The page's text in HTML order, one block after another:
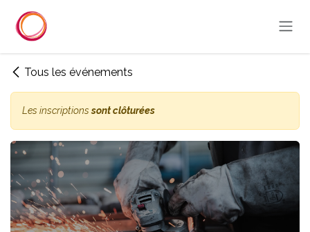
Tous les événements
Les inscriptionssont clôturées